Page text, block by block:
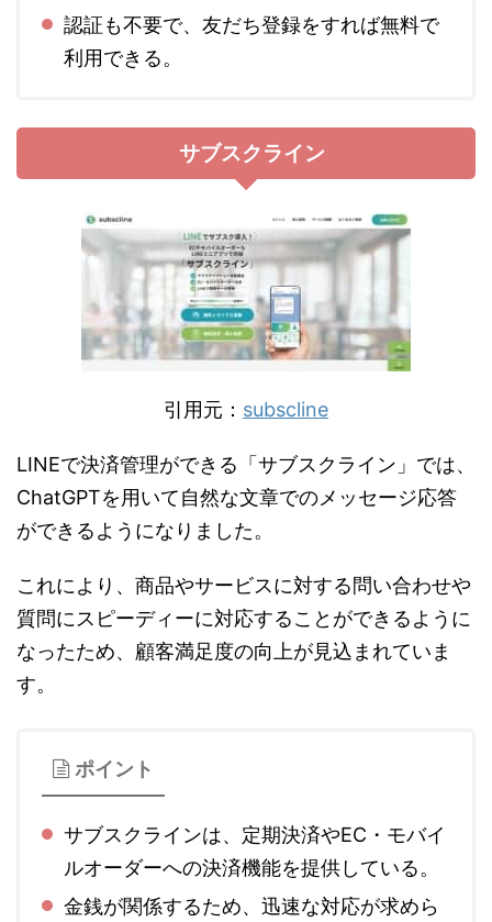
認証も不要で、友だち登録をすれば無料で
利用できる。
サブスクライン
引用元： subscline
LINEで決済管理ができる「サブスクライン」では、
ChatGPTを用いて自然な文章でのメッセージ応答
ができるようになりました。
これにより、商品やサービスに対する問い合わせや
質問にスピーディーに対応することができるように
なったため、顧客満足度の向上が見込まれていま
す。
ポイント
サブスクラインは、定期決済やEC・モバイ
ルオーダーへの決済機能を提供している。
金銭が関係するため、迅速な対応が求めら